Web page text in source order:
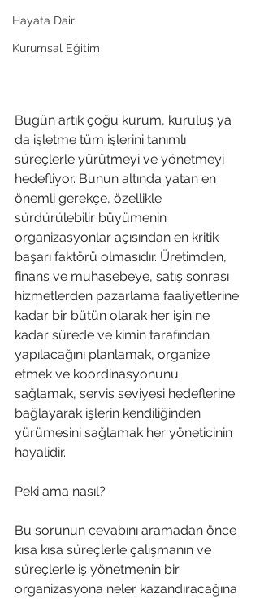
Hayata Dair
Kurumsal Eğitim
Bugün artık çoğu kurum, kuruluş ya
da işletme tüm işlerini tanımlı
süreçlerle yürütmeyi ve yönetmeyi
hedefliyor. Bunun altında yatan en
önemli gerekçe, özellikle
sürdürülebilir büyümenin
organizasyonlar açısından en kritik
başarı faktörü olmasıdır. Üretimden,
finans ve muhasebeye, satış sonrası
hizmetlerden pazarlama faaliyetlerine
kadar bir bütün olarak her işin ne
kadar sürede ve kimin tarafından
yapılacağını planlamak, organize
etmek ve koordinasyonunu
sağlamak, servis seviyesi hedeflerine
bağlayarak işlerin kendiliğinden
yürümesini sağlamak her yöneticinin
hayalidir.
Peki ama nasıl?
Bu sorunun cevabını aramadan önce
kısa kısa süreçlerle çalışmanın ve
süreçlerle iş yönetmenin bir
organizasyona neler kazandıracağına